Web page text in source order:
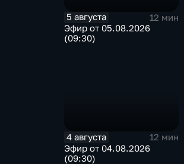
5 августа
12 мин
Эфир от 05.08.2026
(09:30)
4 августа
12 мин
Эфир от 04.08.2026
(09:30)